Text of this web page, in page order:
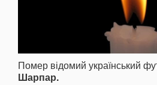
Помер відомий український
Шарпар.